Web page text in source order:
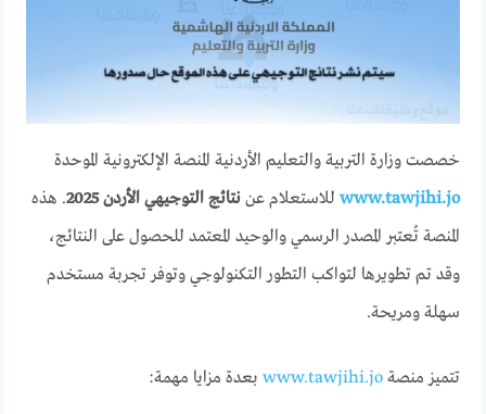
خصصت وزارة التربية والتعليم الأردنية المنصة الإلكترونية الموحدة
www.tawjihi.jo للاستعلام عننتائج التوجيهي الأردن 2025
. هذه
المنصة تُعتبر المصدر الرسمي والوحيد المعتمد للحصول على النتائج،
وقد تم تطويرها لتواكب التطور التكنولوجي وتوفر تجربة مستخدم
سهلة ومريحة.
تتميز منصةwww.tawjihi.jo بعدة مزايا مهمة: